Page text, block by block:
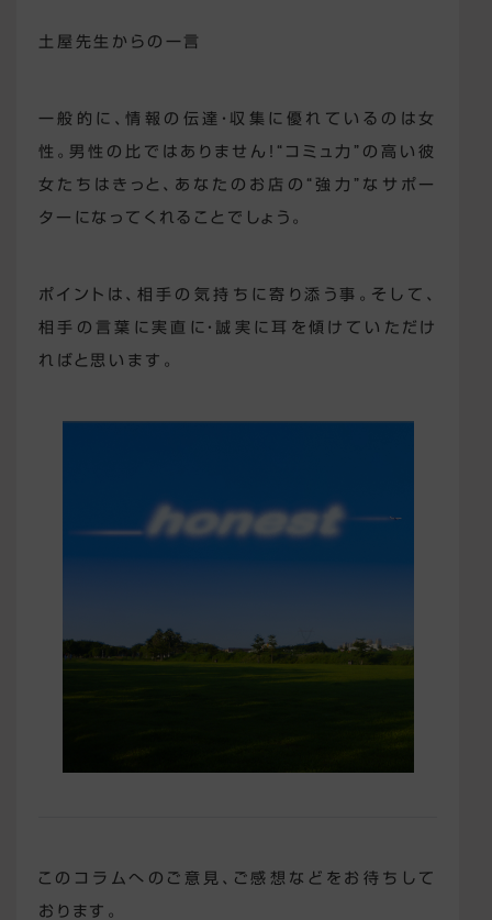
土屋先生からの一言
一般的に、情報の伝達・収集に優れているのは女
性。男性の比ではありません！“コミュ力”の高い彼
女たちはきっと、あなたのお店の“強力”なサポー
ターになってくれることでしょう。
ポイントは、相手の気持ちに寄り添う事。そして、
相手の言葉に実直に・誠実に耳を傾けていただけ
ればと思います。
このコラムへのご意見、ご感想などをお待ちして
おります。